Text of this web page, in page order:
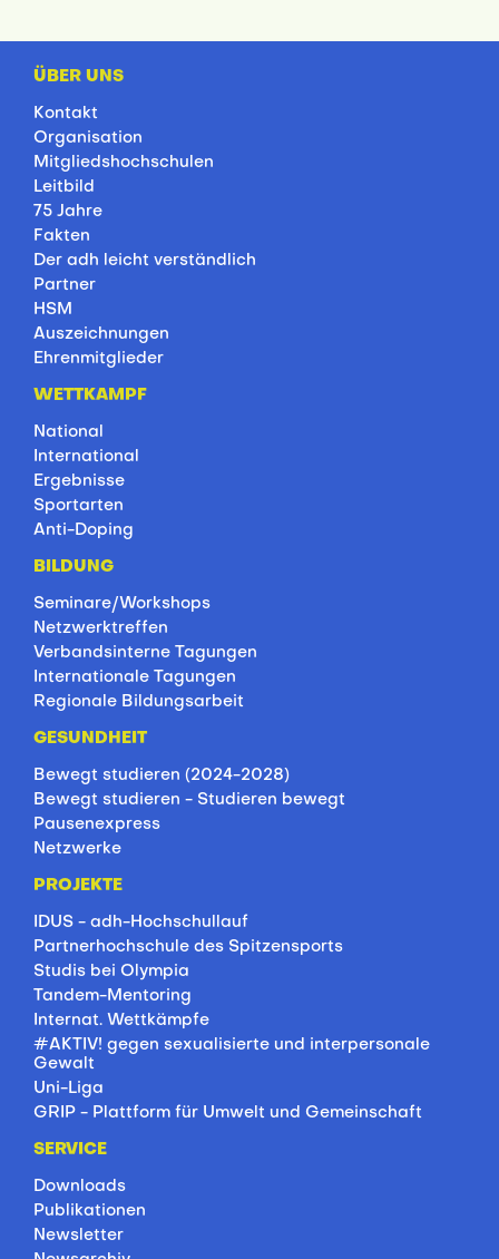
ÜBER UNS
Kontakt
Organisation
Mitgliedshochschulen
Leitbild
75 Jahre
Fakten
Der adh leicht verständlich
Partner
HSM
Auszeichnungen
Ehrenmitglieder
WETTKAMPF
National
International
Ergebnisse
Sportarten
Anti-Doping
BILDUNG
Seminare/Workshops
Netzwerktreffen
Verbandsinterne Tagungen
Internationale Tagungen
Regionale Bildungsarbeit
GESUNDHEIT
Bewegt studieren (2024-2028)
Bewegt studieren - Studieren bewegt
Pausenexpress
Netzwerke
PROJEKTE
IDUS - adh-Hochschullauf
Partnerhochschule des Spitzensports
Studis bei Olympia
Tandem-Mentoring
Internat. Wettkämpfe
#AKTIV! gegen sexualisierte und interpersonale
Gewalt
Uni-Liga
GRIP - Plattform für Umwelt und Gemeinschaft
SERVICE
Downloads
Publikationen
Newsletter